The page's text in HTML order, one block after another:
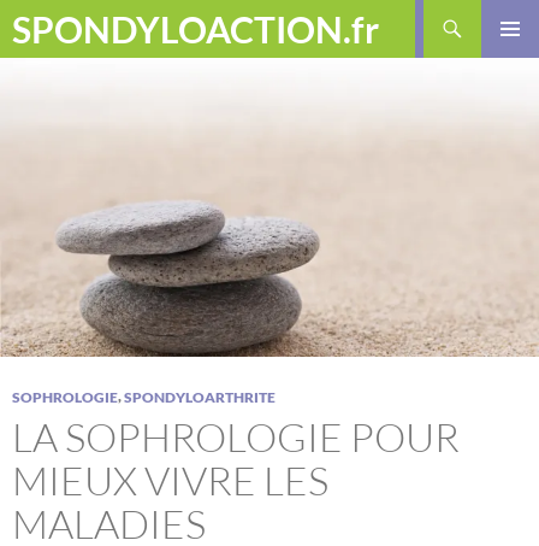
Aller
auSPONDYLOACTION.fr
Recherche
SOPHROLOGIE,SPONDYLOARTHRITE
LA SOPHROLOGIE POUR
MIEUX VIVRE LES
MALADIES